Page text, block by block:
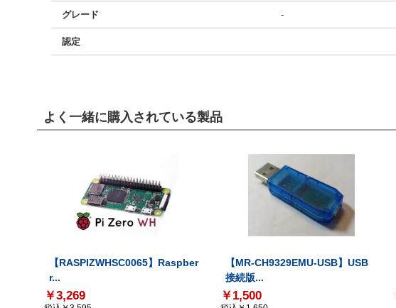
グレード -
認定
よく一緒に購入されている製品
【RASPIZWHSC0065】Raspber
r...
￥3,269
【MR-CH9329EMU-USB】USB
接続版...
￥1,500